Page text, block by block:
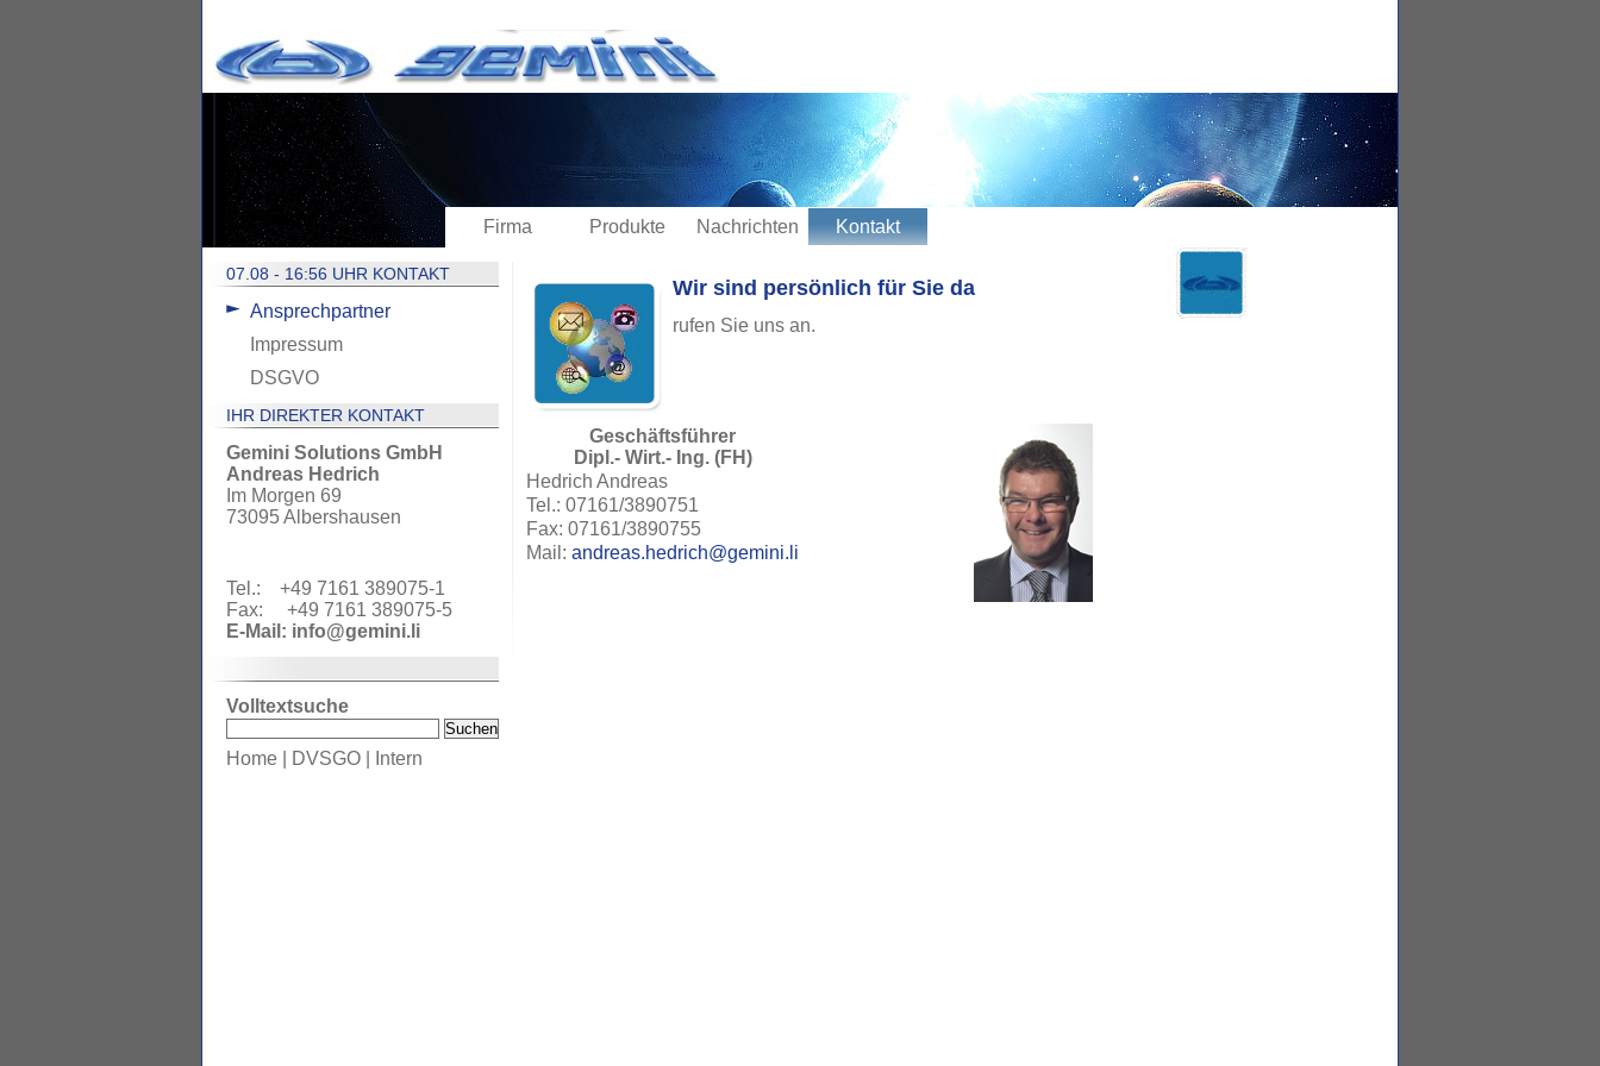
Firma Produkte Nachrichten Kontakt
07.08 - 16:56 UHR KONTAKT
Ansprechpartner
Impressum
DSGVO
IHR DIREKTER KONTAKT
Gemini Solutions GmbH
Andreas Hedrich
Im Morgen 69
73095 Albershausen
Tel.: +49 7161 389075-1
Fax: +49 7161 389075-5
E-Mail: info@gemini.li
Volltextsuche
Home DVSGO Intern
Wir sind persönlich für Sie da
rufen Sie uns an.
Geschäftsführer
Dipl.- Wirt.- Ing. (FH)
Hedrich Andreas
Tel.: 07161/3890751
Fax: 07161/3890755
Mail: andreas.hedrich@gemini.li